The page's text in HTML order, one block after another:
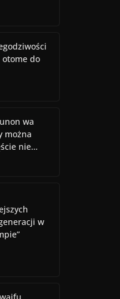
otome do
wa
można
nie…
w